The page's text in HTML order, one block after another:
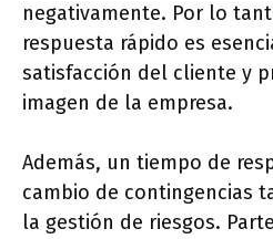
negativamente. Por lo
respuesta rápido es
satisfacción del cliente y
imagen de la empresa.
Además, un tiempo de
cambio de contingencias
la gestión de riesgos.